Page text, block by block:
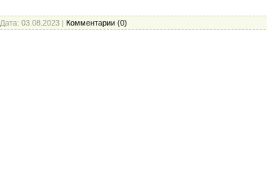
Дата: 03.08.2023 | Комментарии (0)